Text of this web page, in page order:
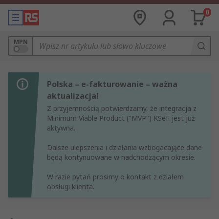
0
MPN
Polska – e-fakturowanie – ważna
aktualizacja!
Z przyjemnością potwierdzamy, że integracja z
Minimum Viable Product ("MVP") KSeF jest już
aktywna.
Dalsze ulepszenia i działania wzbogacające dane
będą kontynuowane w nadchodzącym okresie.
W razie pytań prosimy o kontakt z działem
obsługi klienta.